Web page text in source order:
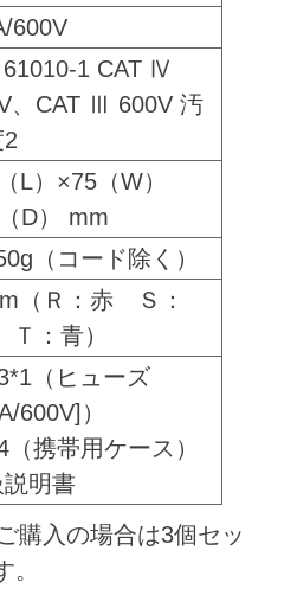
600V
61010-1 CAT Ⅳ
、CAT Ⅲ 600V 汚
L）×75（W）
D） mm
（コード除く）
（Ｒ：赤 Ｓ：
：青）
（ヒューズ
600V]）
（携帯用ケース）
明書
購入の場合は3個セッ